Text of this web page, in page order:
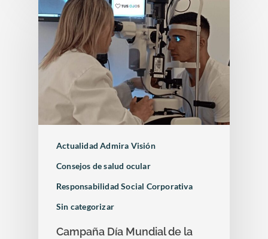
Actualidad Admira Visión
Consejos de salud ocular
Responsabilidad Social Corporativa
Sin categorizar
Campaña Día Mundial de la